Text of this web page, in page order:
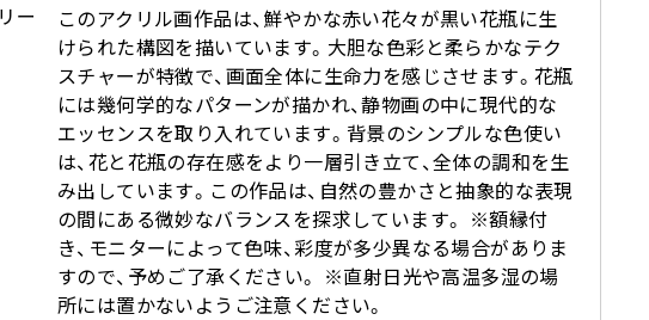
ー
このアクリル画作品は、鮮やかな赤い花々が黒い花瓶に生
けられた構図を描いています。大胆な色彩と柔らかなテク
スチャーが特徴で、画面全体に生命力を感じさせます。花瓶
には幾何学的なパターンが描かれ、静物画の中に現代的な
エッセンスを取り入れています。背景のシンプルな色使い
は、花と花瓶の存在感をより一層引き立て、全体の調和を生
み出しています。この作品は、自然の豊かさと抽象的な表現
の間にある微妙なバランスを探求しています。 ※額縁付
き、モニターによって色味、彩度が多少異なる場合がありま
すので、予めご了承ください。 ※直射日光や高温多湿の場
所には置かないようご注意ください。